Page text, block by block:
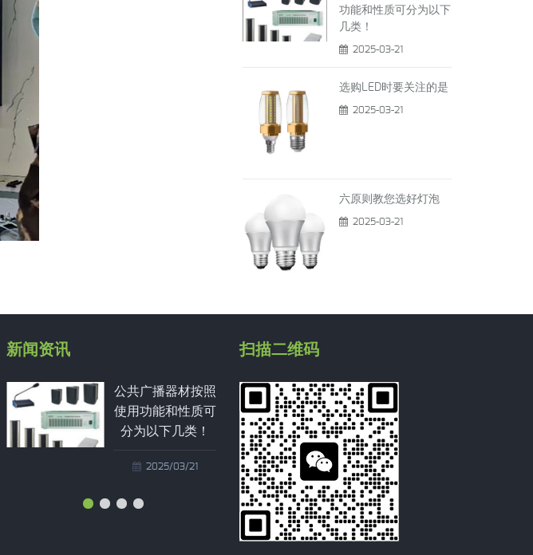
功能和性质可分为以下
几类！
2025-03-21
选购LED时要关注的是
2025-03-21
六原则教您选好灯泡
2025-03-21
新闻资讯
公共广播器材按照
使用功能和性质可
分为以下几类！
选购LED时要关注
的是
2025/03/21
扫描二维码